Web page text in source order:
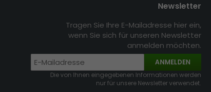
Newsletter
Tragen Sie Ihre E-Mailadresse hier ein,
wenn Sie sich für unseren Newsletter
anmelden möchten.
ANMELDEN
Die von Ihnen eingegebenen Informationen werden
nur für unsere Newsletter verwendet.